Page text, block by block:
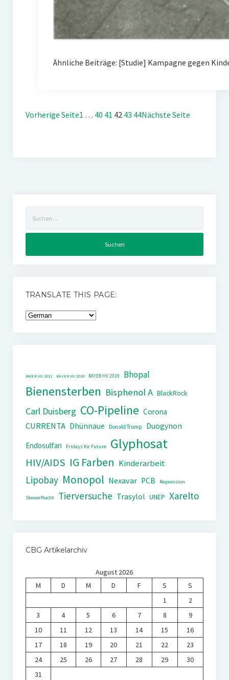
Ähnliche Beiträge: [Studie] Kampagne gegen
Vorherige Seite1 … 40 41 42 43 44Nächste Seite
nach:
TRANSLATE THIS PAGE:
BAYER HV 2011 BAYER HV 2018 BAYER HV 2019 Bhopal
Bienensterben Bisphenol A BlackRock
Carl Duisberg CO-Pipeline Corona
CURRENTA Dhünnaue Donald Trump
Duogynon
Endosulfan
Fridays for Future Glyphosat
HIV/AIDS IG Farben Kinderarbeit
Lipobay Monopol Nexavar PCB Repression
Steuerflucht Tierversuche Trasylol UNEP Xarelto
CBG Artikelarchiv
August 2026
M
D M D F S
S
1
2
3
4 5 6 7 8
9
10
11 12 13 14 15
16
17
18 19 20 21 22
23
24
25 26 27 28 29
30
31